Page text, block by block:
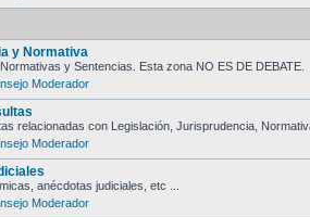
y Normativa
y Sentencias. Esta zona NO ES DE DEBATE.
Moderador
relacionadas con Legislación, Jurisprudencia,
Moderador
anécdotas judiciales, etc ...
Moderador